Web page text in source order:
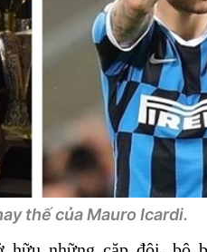
thế của Mauro Icardi.